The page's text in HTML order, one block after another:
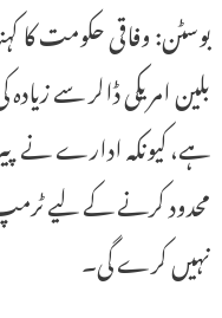
بلین امریکی ڈالر سے
ہے، کیونکہ ادارے نے پیر
محدود کرنے کے لیے
نہیں کرے گی۔